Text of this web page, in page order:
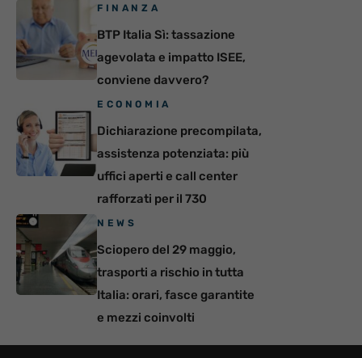
FINANZA
BTP Italia Sì: tassazione
agevolata e impatto ISEE,
conviene davvero?
ECONOMIA
Dichiarazione precompilata,
assistenza potenziata: più
uffici aperti e call center
rafforzati per il 730
NEWS
Sciopero del 29 maggio,
trasporti a rischio in tutta
Italia: orari, fasce garantite
e mezzi coinvolti